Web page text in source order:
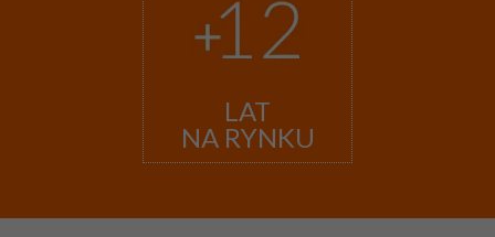
LAT
NA RYNKU